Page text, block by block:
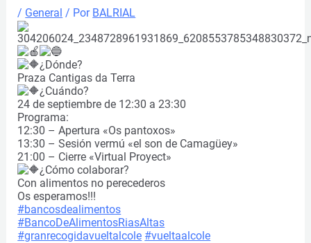
/ General / Por BALRIAL
¿Dónde?
Praza Cantigas da Terra
¿Cuándo?
24 de septiembre de 12:30 a 23:30
Programa:
12:30 – Apertura «Os pantoxos»
13:30 – Sesión vermú «el son de Camagüey»
21:00 – Cierre «Virtual Proyect»
¿Cómo colaborar?
Con alimentos no perecederos
Os esperamos!!!
#bancosdealimentos
#BancoDeAlimentosRiasAltas
#granrecogidavueltalcole #vueltaalcole